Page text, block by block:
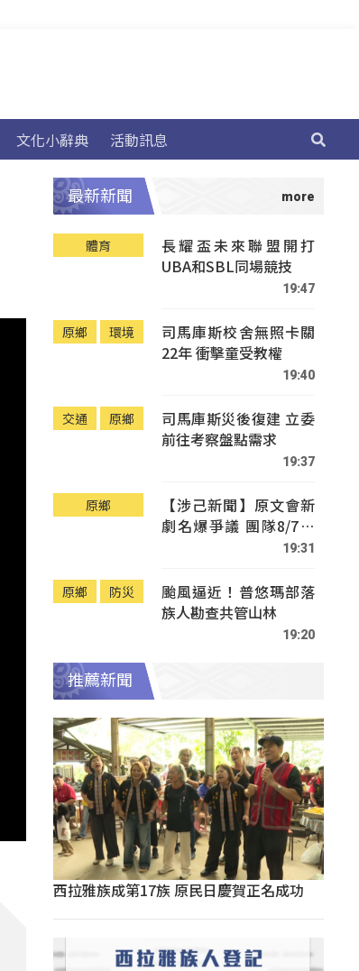
文化小辭典 活動訊息
最新新聞
體育
長耀盃未來聯盟開打
UBA和SBL同場競技
19:47
原鄉 環境
司馬庫斯校舍無照卡關
22年 衝擊童受教權
19:40
交通 原鄉
司馬庫斯災後復建 立委
前往考察盤點需求
19:37
原鄉
【涉己新聞】原文會新
劇名爆爭議 團隊8/7赴
19:31
原鄉 防災
颱風逼近！普悠瑪部落
族人勘查共管山林
19:20
推薦新聞
西拉雅族成第17族 原民日慶賀正名成功